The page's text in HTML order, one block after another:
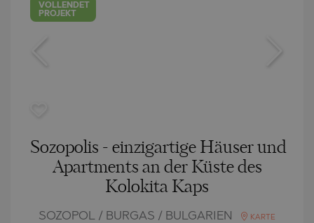
VOLLENDET
PROJEKT
Sozopolis - einzigartige Häuser und
Apartments an der Küste des
Kolokita Kaps
SOZOPOL / BURGAS / BULGARIEN KARTE